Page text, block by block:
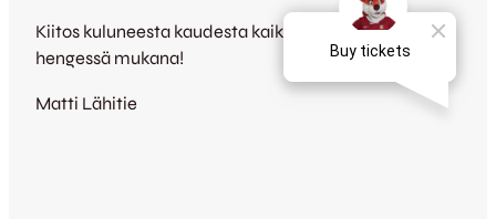
Kiitos kuluneesta kaudesta kaikille teille, jotka olitte
hengessä mukana!
Matti Lähitie